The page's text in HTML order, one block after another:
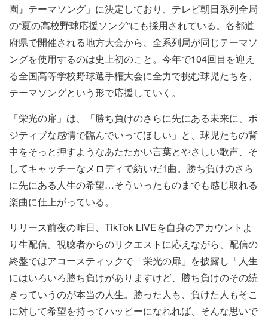
園』テーマソング」に決定しており、テレビ朝日系列全局
の“夏の高校野球応援ソング”にも採用されている。各都道
府県で開催される地方大会から、全系列局が同じテーマソ
ングを使用するのは史上初のこと。今年で104回目を迎え
る全国高等学校野球選手権大会に全力で挑む球児たちを、
テーマソングという形で応援していく。
「栄光の扉」は、「勝ち負けのさらに先にある未来に、ポ
ジティブな感情で臨んでいってほしい」と、球児たちの背
中をそっと押すようなあたたかい言葉とやさしい歌声、そ
してキャッチーなメロディで紡いだ1曲。勝ち負けのさら
に先にある人生の希望…そういったものまでも感じ取れる
楽曲に仕上がっている。
リリース前夜の昨日、TikTok LIVEを自身のアカウントよ
り生配信。視聴者からのリクエストに応えながら、配信の
終盤ではアコースティックで「栄光の扉」を披露し「人生
にはいろいろ勝ち負けがありますけど、勝ち負けのその続
きっていうのが本当の人生。勝った人も、負けた人もそこ
に対して希望を持ってハッピーになれれば、そんな思いで